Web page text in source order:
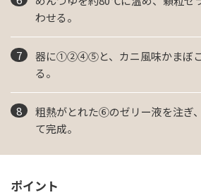
わせる。
器に①②④⑤と、カニ風味かまぼ
る。
粗熱がとれた⑥のゼリー液を注ぎ
て完成。
ポイント